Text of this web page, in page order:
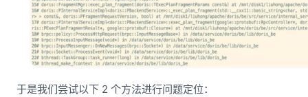
于是我们尝试以下 2 个方法进行问题定位：